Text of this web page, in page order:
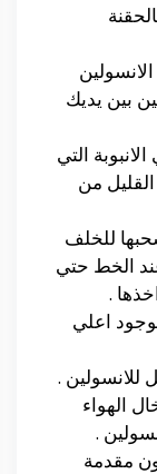
بين يديك
التي
من
للخلف
الخط حتي
.
اعلي
للانسولين .
الهواء
.
مقدمة